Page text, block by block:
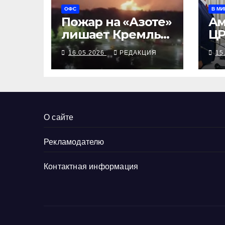
ОФС
Пожар на «Азоте»
лишает Кремль
гексогена
16.05.2026 РЕДАКЦИЯ
В
О сайте
Рекламодателю
Контактная информация